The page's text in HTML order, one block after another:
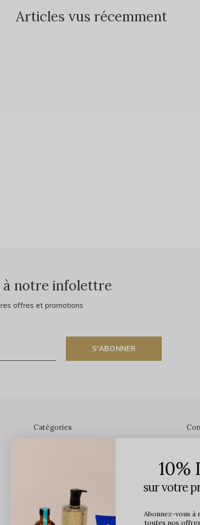
Articles vus récemment
à notre infolettre
offres et promotions
S'ABONNER
Catégories
Soins du visage
Maquillage
10%
sur votre
Abonnez-vous
toutes nos